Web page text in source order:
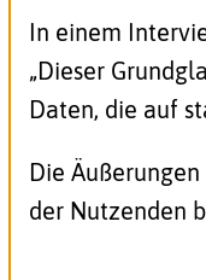
In einem
„Dieser
Daten, die auf
Die
der Nutzenden